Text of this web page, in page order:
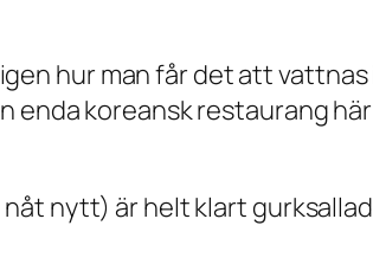
hur man får det att
enda koreansk restaurang
nytt) är helt klart